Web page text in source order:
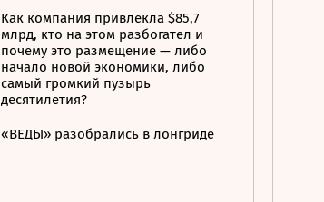
Как компания привлекла $85,7
млрд, кто на этом разбогател и
почему это размещение — либо
начало новой экономики, либо
самый громкий пузырь
десятилетия?
«ВЕДЫ» разобрались в лонгриде